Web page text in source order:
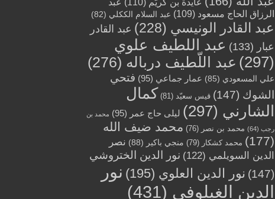
الرزاق الحاج مسعود (109) عبد السلام الككلي (82)
عبد القادر الونيسي (228)
عبد القادر
عبار (133)
عبد اللطيف علوي
(297)
عبد اللّطيف درباله (276)
علي المسعودي (85) عمار جماعي (95)
فتحي
الشوك (147) قيس سعيّد(81)
كمال
الشارني (297) ليلى حاج عمر (95) محمد بن
رجب(64) محمد بن نصر (76)
محمد ضيف الله
(177)
محمد كشكار (79) منجي باكير (88)
نصر
الدين السويلمي (122)
نور الدين الختروشي
(147)
نور الدين العلوي (195)
نور
الدين الغيلوفي (431)